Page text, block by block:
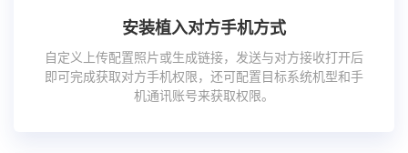
安装植入对方手机方式
自定义上传配置照片或生成链接，发送与对方接收打开后
即可完成获取对方手机权限，还可配置目标系统机型和手
机通讯账号来获取权限。